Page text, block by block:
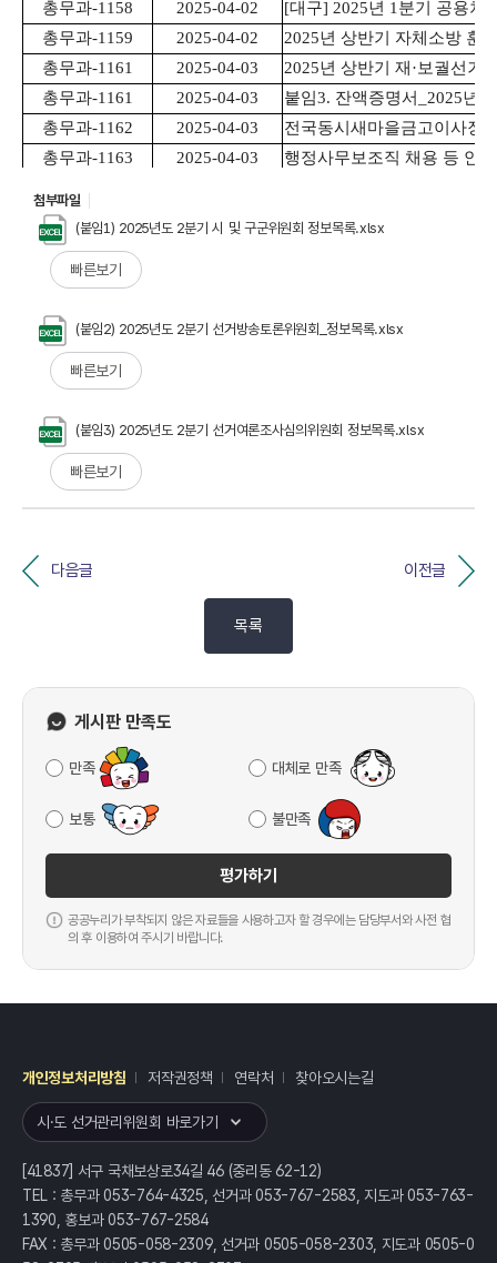
첨부파일
(붙임1) 2025년도 2분기 시 및 구군위원회 정보목록.xlsx
빠른보기
(붙임2) 2025년도 2분기 선거방송토론위원회_정보목록.xlsx
빠른보기
(붙임3) 2025년도 2분기 선거여론조사심의위원회 정보목록.xlsx
빠른보기
다음글 이전글
목록
게시판 만족도
만족 대체로 만족
보통 불만족
평가하기
공공누리가 부착되지 않은 자료들을 사용하고자 할 경우에는 담당부서와 사전 협
의 후 이용하여 주시기 바랍니다.
개인정보처리방침 저작권정책 연락처 찾아오시는길
시·도 선거관리위원회 바로가기
[41837] 서구 국채보상로34길 46 (중리동 62-12)
TEL : 총무과 053-764-4325, 선거과 053-767-2583, 지도과 053-763-
1390, 홍보과 053-767-2584
FAX : 총무과 0505-058-2309, 선거과 0505-058-2303, 지도과 0505-0